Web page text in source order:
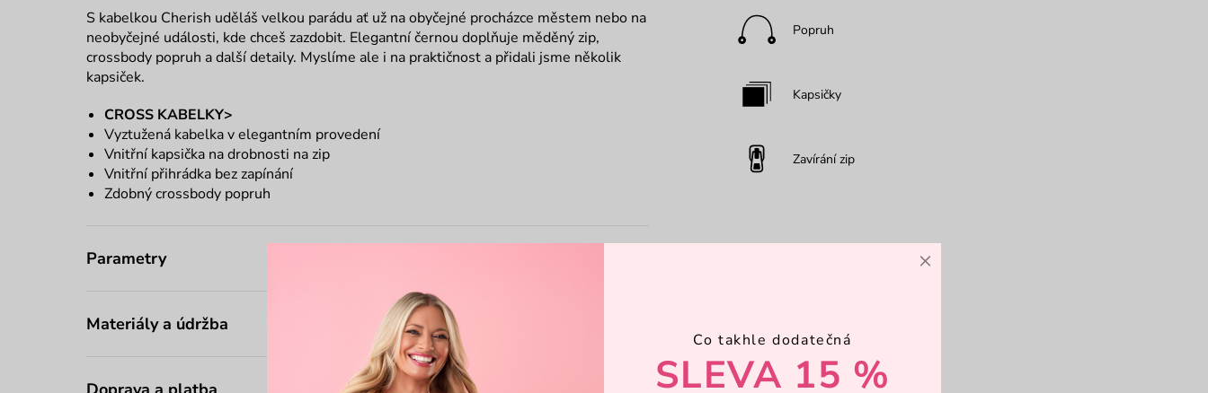
S kabelkou Cherish uděláš velkou parádu ať už na obyčejné procházce městem nebo na
neobyčejné události, kde chceš zazdobit. Elegantní černou doplňuje měděný zip,
crossbody popruh a další detaily. Myslíme ale i na praktičnost a přidali jsme několik
kapsiček.
CROSS KABELKY>
Vyztužená kabelka v elegantním provedení
Vnitřní kapsička na drobnosti na zip
Vnitřní přihrádka bez zapínání
Zdobný crossbody popruh
Parametry
Materiály a údržba
Popruh
Kapsičky
Zavírání zip
×
Co takhle dodatečná
SLEVA 15 %